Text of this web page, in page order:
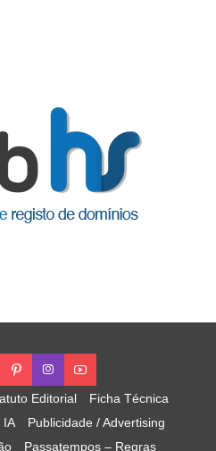
Editorial
Ficha Técnica
IA
Publicidade / Advertising
Passatempos – Regras